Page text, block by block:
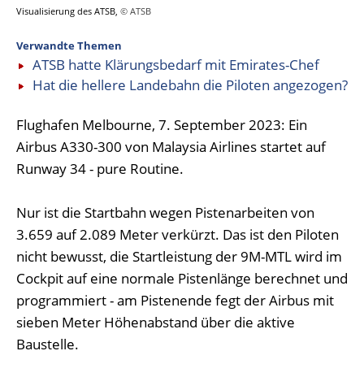
Visualisierung des ATSB, © ATSB
Verwandte Themen
ATSB hatte Klärungsbedarf mit Emirates-Chef
Hat die hellere Landebahn die Piloten angezogen?
Flughafen Melbourne, 7. September 2023: Ein
Airbus A330-300 von Malaysia Airlines startet auf
Runway 34 - pure Routine.
Nur ist die Startbahn wegen Pistenarbeiten von
3.659 auf 2.089 Meter verkürzt. Das ist den Piloten
nicht bewusst, die Startleistung der 9M-MTL wird im
Cockpit auf eine normale Pistenlänge berechnet und
programmiert - am Pistenende fegt der Airbus mit
sieben Meter Höhenabstand über die aktive
Baustelle.